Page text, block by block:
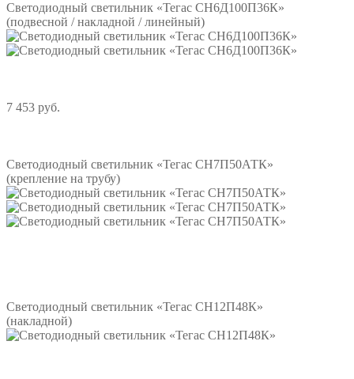
Светодиодный светильник «Тегас СН6Д100П36К»
(подвесной / накладной / линейный)
7 453 руб.
Светодиодный светильник «Тегас СН7П50АТК»
(крепление на трубу)
Светодиодный светильник «Тегас СН12П48К»
(накладной)